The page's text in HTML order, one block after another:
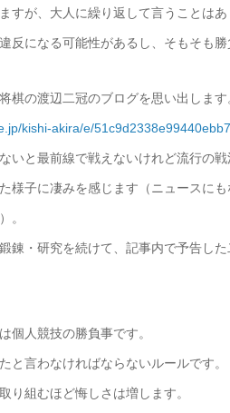
すが、大人に繰り返して言うことはあ
反になる可能性があるし、そもそも
棋の渡辺二冠のブログを思い出します
kishi-akira/e/
いと最前線で戦えないけれど流行の
様子に凄みを感じます（ニュースに
。
錬・研究を続けて、記事内で予告し
個人競技の勝負事です。
と言わなければならないルールです。
り組むほど悔しさは増します。